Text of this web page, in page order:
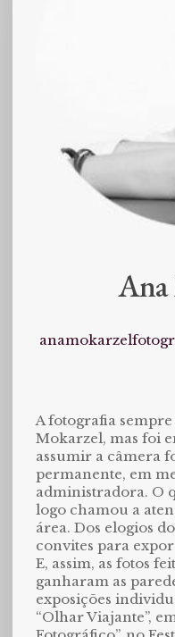
Ana
A fotografia
Mokarzel, mas foi
assumir a câmera
permanente, em
administradora. O
logo chamou a
área. Dos elogios
convites para
E, assim, as fotos
ganharam as
exposições
“Olhar Viajante”,